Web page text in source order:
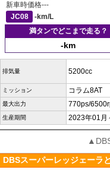
新車時価格---
JC08
-km/L
満タンでどこまで走る？
-km
排気量 5200cc
ミッション コラム8AT
最大出力 770ps/
生産期間 2023年01月
DBSスーパーレッジェーラ